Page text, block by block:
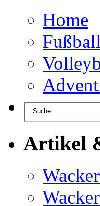
Home
Fußball
Artikel